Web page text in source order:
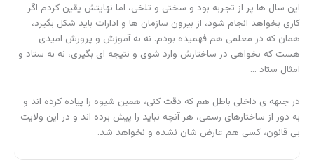
این سال ها پر از تجربه بود و سختی و تلخی، اما نهایتش یقین کردم اگر
کاری بخواهد انجام شود، از بیرون سازمان ها و ادارات باید شکل بگیرد،
همان که در معلمی هم فهمیده بودم. نه به آموزش و پرورش امیدی
هست که بخواهی در ساختارش وارد شوی و نتیجه ای بگیری، نه به ستاد و
امثال ستاد …
در جبهه ی داخلی باطل هم که دقت کنی، همین شیوه را پیاده کرده اند و
به دور از ساختارهای رسمی، هر آنچه نباید را پیش برده اند و در این ولایت
بی قانون، کسی هم عارض شان نشده و نخواهد شد.